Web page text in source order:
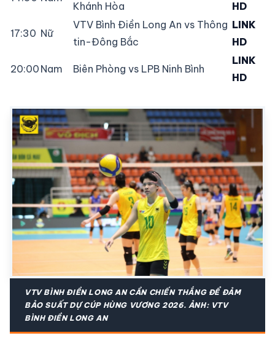
Khánh Hòa
HD
17:30 Nữ
VTV Bình Điền Long An vs Thông
tin-Đông Bắc
LINK
HD
20:00 Nam Biên Phòng vs LPB Ninh Bình
LINK
HD
VTV BÌNH ĐIỀN LONG AN CẦN CHIẾN THẮNG ĐỂ ĐẢM
BẢO SUẤT DỰ CÚP HÙNG VƯƠNG 2026. ẢNH: VTV
BÌNH ĐIỀN LONG AN